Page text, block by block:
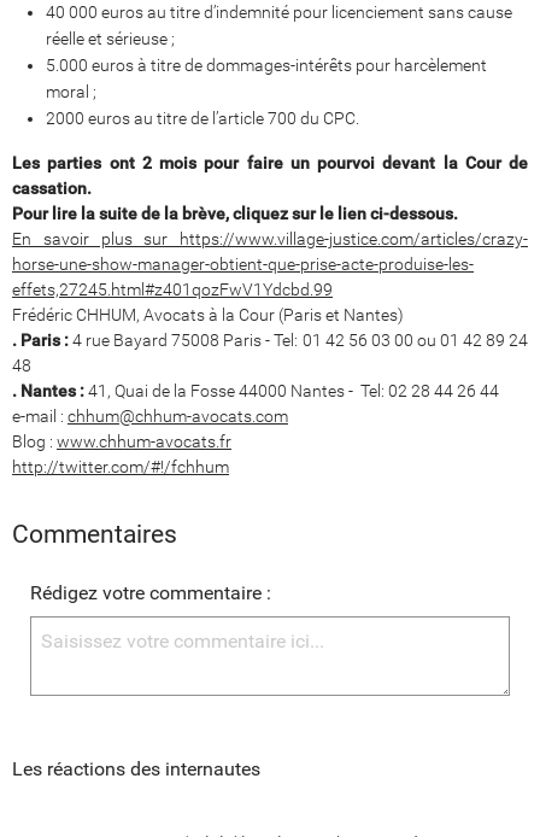
40 000 euros au titre d’indemnité pour licenciement sans cause
réelle et sérieuse ;
5.000 euros à titre de dommages-intérêts pour harcèlement
moral ;
2000 euros au titre de l’article 700 du CPC.
Les parties ont 2 mois pour faire un pourvoi devant la Cour de
cassation.
Pour lire la suite de la brève, cliquez sur le lien ci-dessous.
En savoir plus sur https://www.village-justice.com/articles/crazy-
horse-une-show-manager-obtient-que-prise-acte-produise-les-
effets,27245.html#z401qozFwV1Ydcbd.99
Frédéric CHHUM, Avocats à la Cour (Paris et Nantes)
. Paris :4 rue Bayard 75008 Paris - Tel: 01 42 56 03 00 ou 01 42 89 24
48
. Nantes :41, Quai de la Fosse 44000 Nantes - Tel: 02 28 44 26 44
e-mail : chhum@chhum-avocats.com
Blog : www.chhum-avocats.fr
http://twitter.com/#!/fchhum
Commentaires
Rédigez votre commentaire :
Les réactions des internautes